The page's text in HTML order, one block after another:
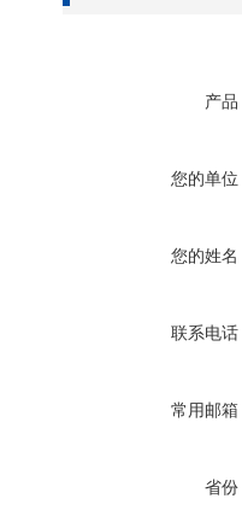
产品
您的单位
您的姓名
联系电话
常用邮箱
省份